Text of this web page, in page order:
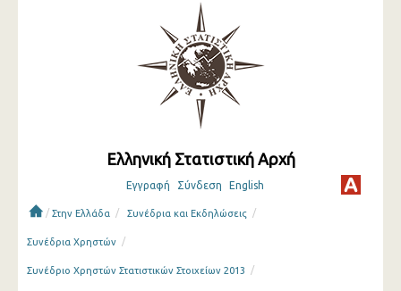
Ελληνική Στατιστική Αρχή
Εγγραφή Σύνδεση English
/ Στην Ελλάδα / Συνέδρια και Εκδηλώσεις /
Συνέδρια Χρηστών /
Συνέδριο Χρηστών Στατιστικών Στοιχείων 2013 /